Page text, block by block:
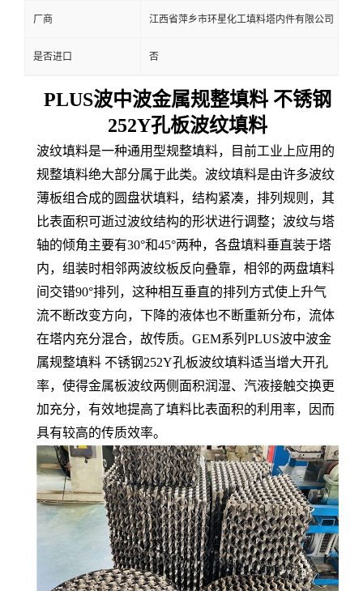
厂商 江西省萍乡市环星化工填料塔内件有限公司
是否进口 否
PLUS波中波金属规整填料 不锈钢
252Y孔板波纹填料
波纹填料是一种通用型规整填料，目前工业上应用的
规整填料绝大部分属于此类。波纹填料是由许多波纹
薄板组合成的圆盘状填料，结构紧凑，排列规则，其
比表面积可逝过波纹结构的形状进行调整；波纹与塔
轴的倾角主要有30°和45°两种，各盘填料垂直装于塔
内，组装时相邻两波纹板反向叠靠，相邻的两盘填料
间交错90°排列，这种相互垂直的排列方式使上升气
流不断改变方向，下降的液体也不断重新分布，流体
在塔内充分混合，故传质。 GEM系列PLUS波中波金
属规整填料 不锈钢252Y孔板波纹填料适当增大开孔
率，使得金属板波纹两侧面积润湿、汽液接触交换更
加充分，有效地提高了填料比表面积的利用率，因而
具有较高的传质效率。